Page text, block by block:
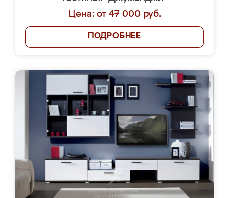
Цена: от 47 000 руб.
ПОДРОБНЕЕ